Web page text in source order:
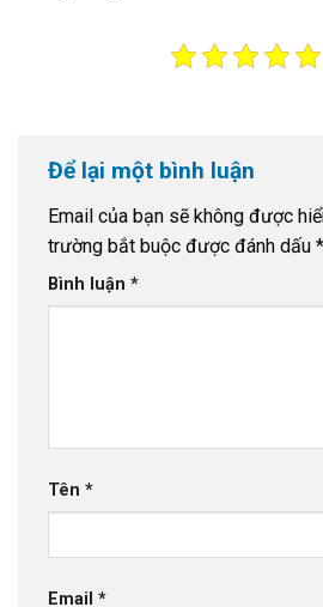
Để lại một bình luận
Email của bạn sẽ không được
trường bắt buộc được đánh dấu *
Bình luận *
Tên *
Email *